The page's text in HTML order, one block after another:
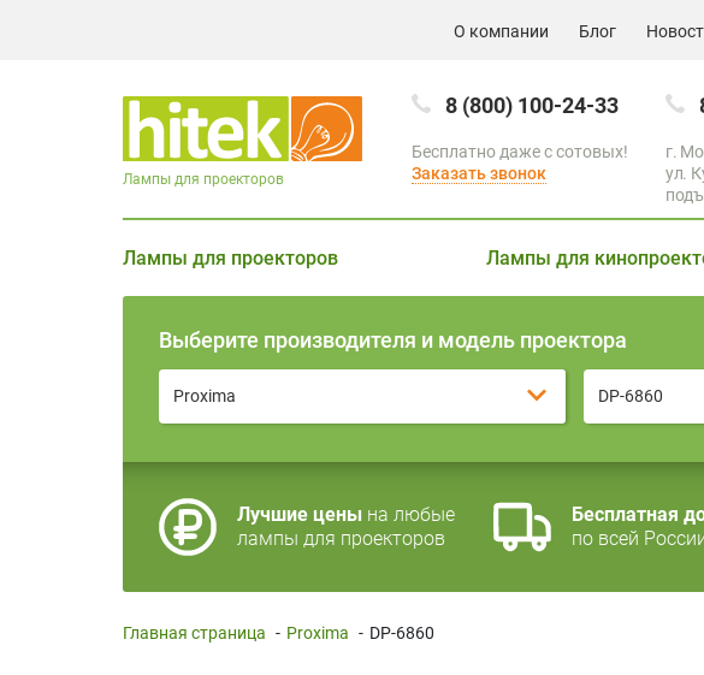
О компании Блог
8 (800) 100-24-33
Бесплатно даже с сотовых!
Заказать звонок
г.
ул.
Лампы для проекторов
Лампы для проекторов Лампы для
Выберите производителя и модель проектора
Proxima DP-6860
Лучшие цены на любые
лампы для проекторов
Бесплатная
по всей
Главная страница - Proxima - DP-6860